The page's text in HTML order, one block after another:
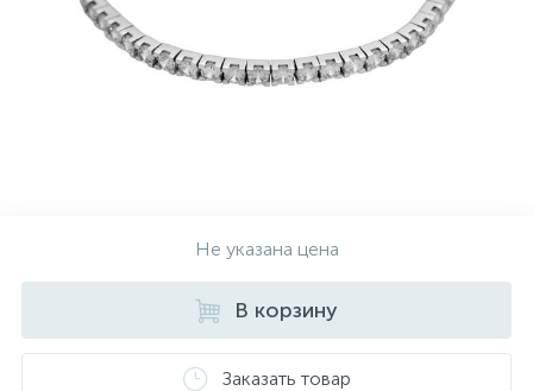
Не указана цена
В корзину
Заказать товар
КонтактыСеребряные колье
Серебряные сувениры